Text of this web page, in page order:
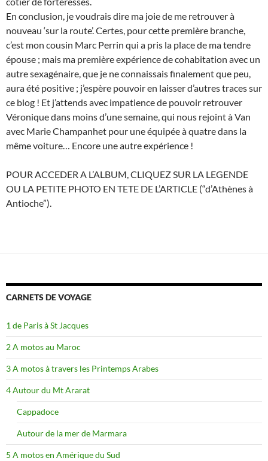
En conclusion, je voudrais dire ma joie de me retrouver à
nouveau ‘sur la route’. Certes, pour cette première branche,
c’est mon cousin Marc Perrin qui a pris la place de ma tendre
épouse ; mais ma première expérience de cohabitation avec un
autre sexagénaire, que je ne connaissais finalement que peu,
aura été positive ; j’espère pouvoir en laisser d’autres traces sur
ce blog ! Et j’attends avec impatience de pouvoir retrouver
Véronique dans moins d’une semaine, qui nous rejoint à Van
avec Marie Champanhet pour une équipée à quatre dans la
même voiture… Encore une autre expérience !
POUR ACCEDER A L’ALBUM, CLIQUEZ SUR LA LEGENDE
OU LA PETITE PHOTO EN TETE DE L’ARTICLE (“d’Athènes à
Antioche”).
CARNETS DE VOYAGE
1 de Paris à St Jacques
2 A motos au Maroc
3 A motos à travers les Printemps Arabes
4 Autour du Mt Ararat
Cappadoce
Autour de la mer de Marmara
5 A motos en Amérique du Sud